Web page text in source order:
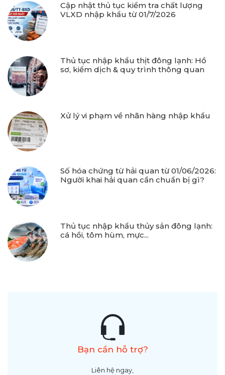
Cập nhật thủ tục kiểm tra chất lượng
VLXD nhập khẩu từ 01/7/2026
Thủ tục nhập khẩu thịt đông lạnh: Hồ
sơ, kiểm dịch & quy trình thông quan
Xử lý vi phạm về nhãn hàng nhập khẩu
Số hóa chứng từ hải quan từ 01/06/2026:
Người khai hải quan cần chuẩn bị gì?
Thủ tục nhập khẩu thủy sản đông lạnh:
cá hồi, tôm hùm, mực...
Bạn cần hỗ trợ?
Liên hệ ngay,